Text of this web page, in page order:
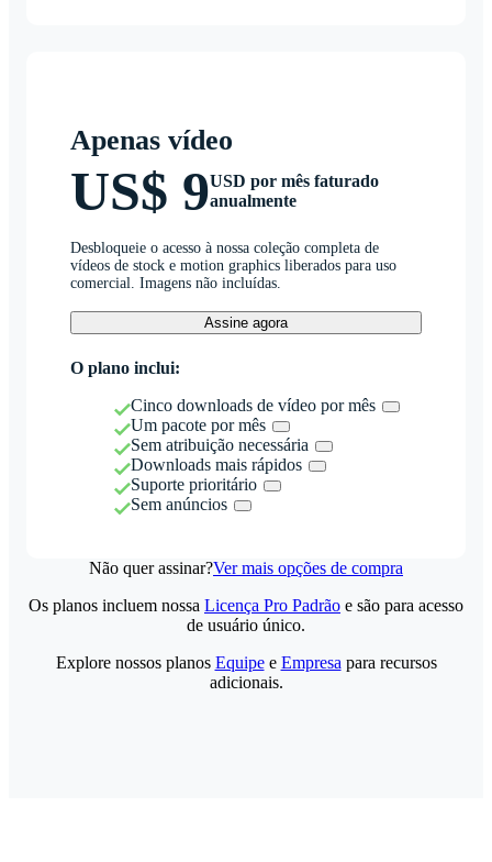
Apenas vídeo
US$ 9USD por mês faturado
anualmente
Desbloqueie o acesso à nossa coleção completa de
vídeos de stock e motion graphics liberados para uso
comercial. Imagens não incluídas.
Assine agora
O plano inclui:
Cinco downloads de vídeo por mês
Um pacote por mês
Sem atribuição necessária
Downloads mais rápidos
Suporte prioritário
Sem anúncios
Não quer assinar?Ver mais opções de compra
Os planos incluem nossa Licença Pro Padrão e são para acesso
de usuário único.
Explore nossos planos Equipee Empresa para recursos
adicionais.